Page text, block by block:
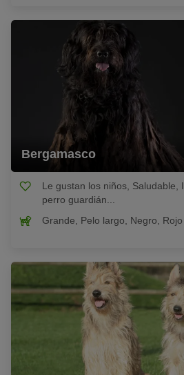
Bergamasco
Le gustan los niños, Saludable,
perro guardián...
Grande, Pelo largo, Negro, Rojo